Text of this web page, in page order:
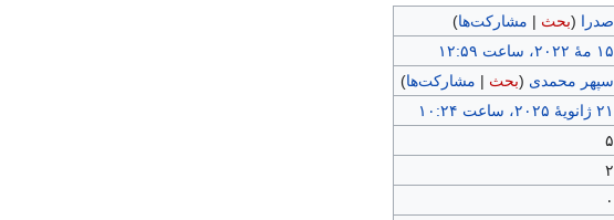
صدرا (بحث | مشارکت‌ها)
سپهر محمدی (بحث | مشارکت‌ها)
۵
۲
۰